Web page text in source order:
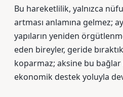
Bu hareketlilik, yalnızca
artması anlamına gelmez;
yapıların yeniden
eden bireyler, geride
koparmaz; aksine bu
ekonomik destek yoluyla